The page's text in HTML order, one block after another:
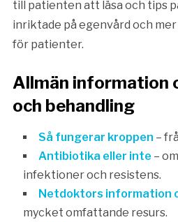
till patienten att läsa och tips
inriktade på egenvård och
för patienter.
Allmän information
och behandling
Så fungerar kroppen –
Antibiotika eller inte –
infektioner och resistens.
Netdoktors information
mycket omfattande resurs.